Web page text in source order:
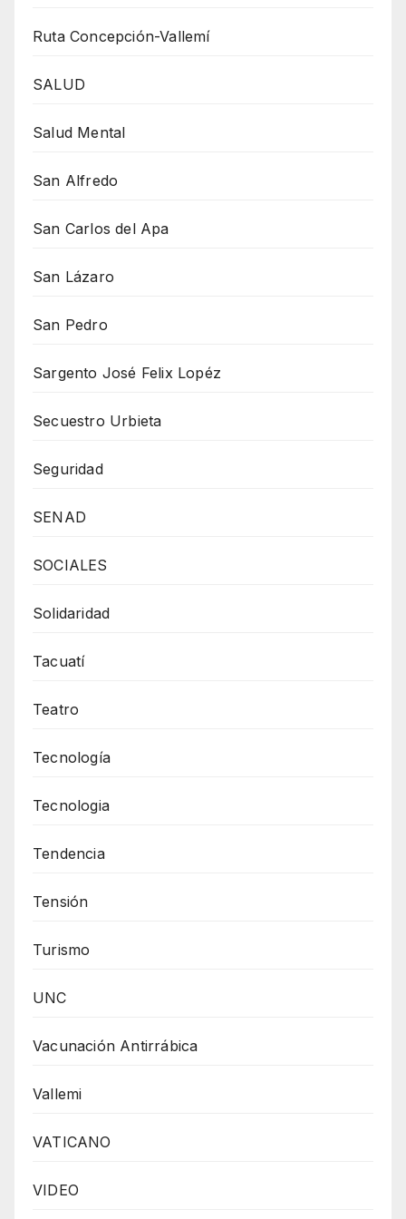
Ruta Concepción-Vallemí
SALUD
Salud Mental
San Alfredo
San Carlos del Apa
San Lázaro
San Pedro
Sargento José Felix Lopéz
Secuestro Urbieta
Seguridad
SENAD
SOCIALES
Solidaridad
Tacuatí
Teatro
Tecnología
Tecnologia
Tendencia
Tensión
Turismo
UNC
Vacunación Antirrábica
Vallemi
VATICANO
VIDEO